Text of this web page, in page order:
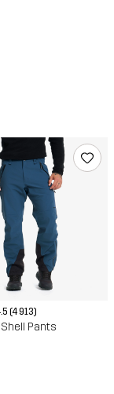
(4 913)
Pants